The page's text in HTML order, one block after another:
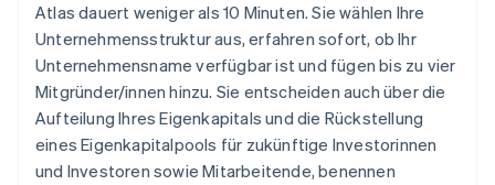
Atlas dauert weniger als 10 Minuten. Sie wählen Ihre
Unternehmensstruktur aus, erfahren sofort, ob Ihr
Unternehmensname verfügbar ist und fügen bis zu vier
Mitgründer/innen hinzu. Sie entscheiden auch über die
Aufteilung Ihres Eigenkapitals und die Rückstellung
eines Eigenkapitalpools für zukünftige Investorinnen
und Investoren sowie Mitarbeitende, benennen